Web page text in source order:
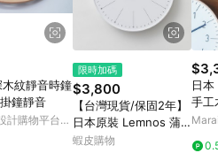
商品最高回饋點數」機制(特
同一訂單中同一商品不論件數
購物所設定的回饋機制為準。
，商品資料更新會有時間差，
品與東森購物ETMall銷售網
若有贈點爭議，請務必於訂單
洽詢；若超過180天(含)以上進
分點數紅包僅限指定商品使
紅包之適用商品與使用條件
紋靜音時鐘
鐘靜音
計購物平台
限時加碼
$3,800
【台灣現貨/保固2年】
日本原裝 Lemnos 蒲
公英掛鐘 (白) 設計時
蝦皮購物
日
手工
靜